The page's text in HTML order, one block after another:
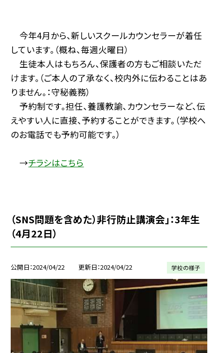
今年4月から、新しいスクールカウンセラーが着任
しています。（概ね、毎週火曜日）
生徒本人はもちろん、保護者の方もご相談いただ
けます。（ご本人の了承なく、校内外に伝わることはあ
りません。：守秘義務）
予約制です。担任、養護教諭、カウンセラーなど、伝
えやすい人に直接、予約することができます。（学校へ
のお電話でも予約可能です。）
→チラシはこちら
（SNS問題を含めた）非行防止講演会」：3年生
（4月22日）
公開日 2024/04/22 更新日 2024/04/22 学校の様子